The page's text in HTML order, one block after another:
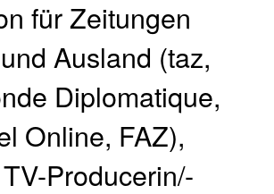
für Zeitungen
Ausland (taz,
Diplomatique,
Online, FAZ),
Producerin/-